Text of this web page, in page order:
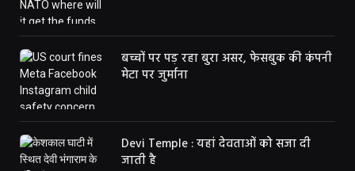
बच्चों पर पड़ रहा बुरा असर, फेसबुक की कंपनी
मेटा पर जुर्माना
Devi Temple : यहां देवताओं को सजा दी
जाती है